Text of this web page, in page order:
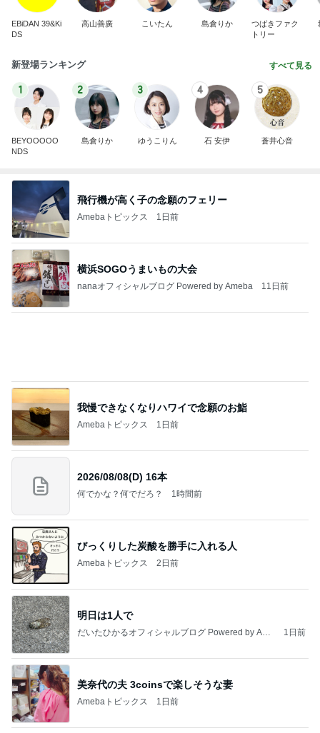
EBiDAN 39&Ki
DS
高山善廣 こいたん 島倉りか
つばきファク
トリー
新登場ランキング すべて見る
1
BEYOOOOO
NDS
2
島倉りか
3
ゆうこりん
4
石 安伊
5
蒼井心音
飛行機が高く子の念願のフェリー
Amebaトピックス 1日前
横浜SOGOうまいもの大会
nanaオフィシャルブログ Powered by Ameba 11日前
2026/08/08(D) 16本
何でかな？何でだろ？ 1時間前
びっくりした炭酸を勝手に入れる人
Amebaトピックス 2日前
明日は1人で
だいたひかるオフィシャルブログ Powered by Ame
美奈代の夫 3coinsで楽しそうな妻
Amebaトピックス 1日前
悲しすぎて立ち直れない。
クロオフィシャルブログPowered by Ameba